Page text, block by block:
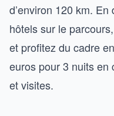
d’environ 120 km.
hôtels sur le
et profitez du cadre
euros pour 3 nuits en
et visites.